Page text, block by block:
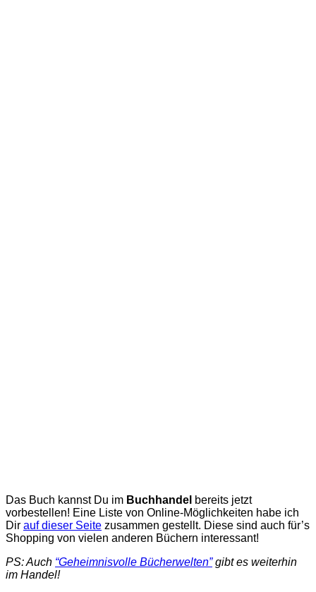
Das Buch kannst Du im Buchhandel bereits jetzt
vorbestellen! Eine Liste von Online-Möglichkeiten habe ich
Dir auf dieser Seite zusammen gestellt. Diese sind auch für’s
Shopping von vielen anderen Büchern interessant!
PS: Auch “Geheimnisvolle Bücherwelten”gibt es weiterhin
im Handel!